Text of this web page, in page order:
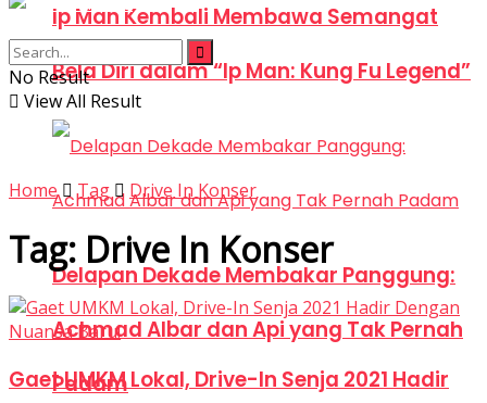
Ip Man Kembali Membawa Semangat
Bela Diri dalam “Ip Man: Kung Fu Legend”
Delapan Dekade Membakar Panggung:
Achmad Albar dan Api yang Tak Pernah
Padam
No Result
View All Result
Home Tag Drive In Konser
Tag: Drive In Konser
Gaet UMKM Lokal, Drive-In Senja 2021 Hadir